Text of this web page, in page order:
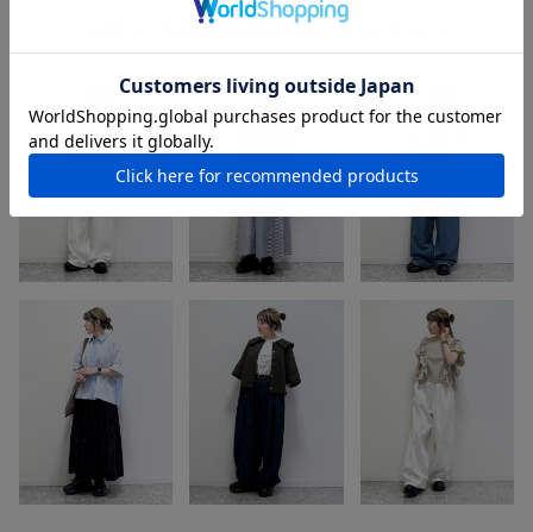
スタッフのその他のコーディネート